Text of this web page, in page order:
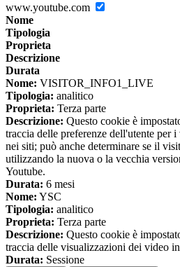
www.youtube.com
Nome
Tipologia
Proprieta
Descrizione
Durata
Nome: VISITOR_INFO1_LIVE
Tipologia: analitico
Proprieta: Terza parte
Descrizione: Questo cookie è
traccia delle preferenze dell'utente per
nei siti; può anche determinare se il
utilizzando la nuova o la vecchia
Youtube.
Durata: 6 mesi
Nome: YSC
Tipologia: analitico
Proprieta: Terza parte
Descrizione: Questo cookie è
traccia delle visualizzazioni dei video
Durata: Sessione